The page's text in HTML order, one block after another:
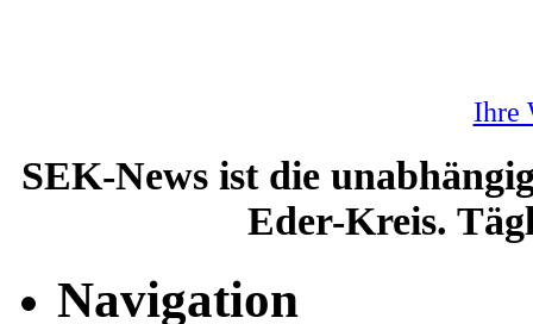
Ihre
SEK-News ist die
Eder-Kreis.
Navigation